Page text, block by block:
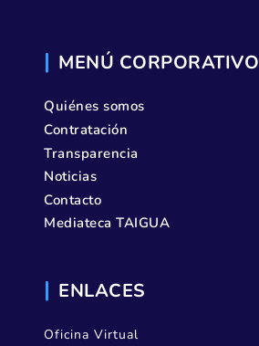
MENÚ CORPORATIVO
Quiénes somos
Contratación
Transparencia
Noticias
Contacto
Mediateca TAIGUA
ENLACES
Oficina Virtual